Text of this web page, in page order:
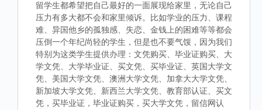
留学生都希望把自己最好的一面展现给家里，无论自己
压力有多大都不会和家里倾诉。比如学业的压力、课程
难、异国他乡的孤独感、失恋、金钱上的困难等等都会
压倒一个年纪尚轻的学生，但是也不要气馁，因为我们
特别为这类学生提供办理：文凭购买、毕业证购买、大
学文凭、大学毕业证、买文凭、买毕业证、英国大学文
凭、美国大学文凭、澳洲大学文凭、加拿大大学文凭、
新加坡大学文凭、新西兰大学文凭、教育部认证、买文
凭，买毕业证，毕业证购买，买大学文凭，留信网认